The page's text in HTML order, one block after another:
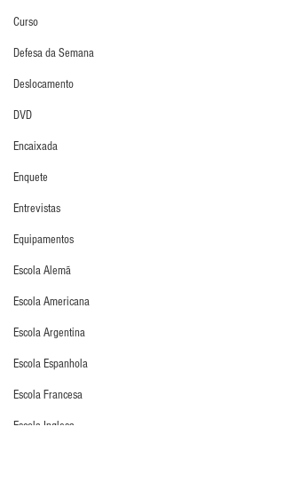
Curso
Defesa da Semana
Deslocamento
DVD
Encaixada
Enquete
Entrevistas
Equipamentos
Escola Alemã
Escola Americana
Escola Argentina
Escola Espanhola
Escola Francesa
Escola Inglesa